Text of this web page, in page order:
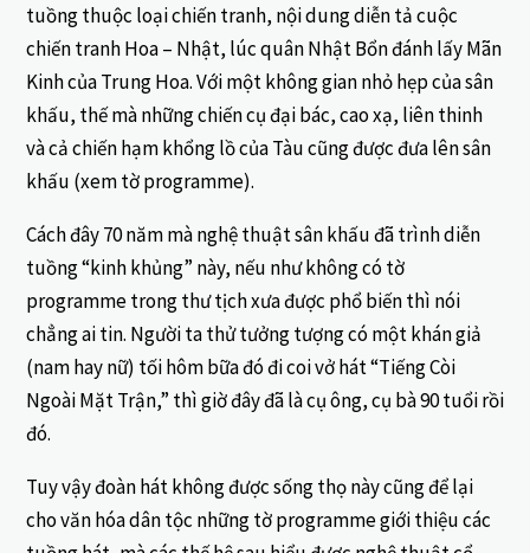
tuồng thuộc loại chiến tranh, nội dung diễn tả cuộc
chiến tranh Hoa – Nhật, lúc quân Nhật Bổn đánh lấy Mãn
Kinh của Trung Hoa. Với một không gian nhỏ hẹp của sân
khấu, thế mà những chiến cụ đại bác, cao xạ, liên thinh
và cả chiến hạm khổng lồ của Tàu cũng được đưa lên sân
khấu (xem tờ programme).
Cách đây 70 năm mà nghệ thuật sân khấu đã trình diễn
tuồng “kinh khủng” này, nếu như không có tờ
programme trong thư tịch xưa được phổ biến thì nói
chẳng ai tin. Người ta thử tưởng tượng có một khán giả
(nam hay nữ) tối hôm bữa đó đi coi vở hát “Tiếng Còi
Ngoài Mặt Trận,” thì giờ đây đã là cụ ông, cụ bà 90 tuổi rồi
đó.
Tuy vậy đoàn hát không được sống thọ này cũng để lại
cho văn hóa dân tộc những tờ programme giới thiệu các